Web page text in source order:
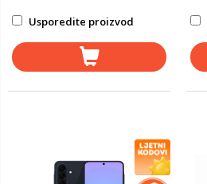
Usporedite proizvod